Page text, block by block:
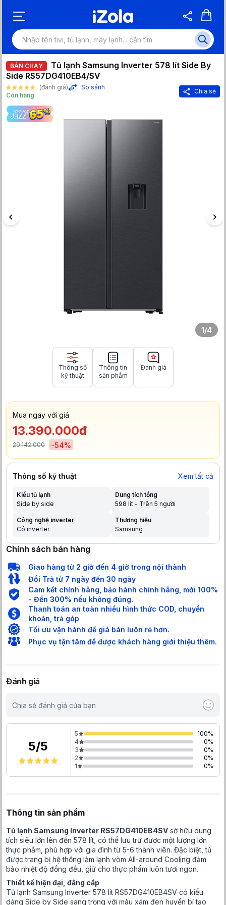
BÁN CHẠY
Tủ lạnh Samsung Inverter 578 lít Side By
Side RS57DG410EB4/SV
(đánh giá)
So sánh
Còn hàng
Chia sẻ
1/4
Thông số
kỹ thuật
Thông tin
sản phẩm
Đánh giá
Mua ngay với giá
13.390.000đ
29.142.000 -54%
Thông số kỹ thuật Xem tất cả
Kiểu tủ lạnh
Side by side
Dung tích tổng
598 lít - Trên 5 người
Công nghệ inverter
Có inverter
Thương hiệu
Samsung
Chính sách bán hàng
Giao hàng từ 2 giờ đến 4 giờ trong nội thành
Đổi Trả từ 7 ngày đến 30 ngày
Cam kết chính hãng, bảo hành chính hãng, mới 100%
- Đền 300% nếu không đúng.
Thanh toán an toàn nhiều hình thức COD, chuyển
khoản, trả góp
Tối ưu vận hành để giá bán luôn rẻ hơn.
Phục vụ tận tâm để được khách hàng giới thiệu thêm.
Đánh giá
Chia sẻ đánh giá của bạn
5/5
5 100%
4
0%
3
0%
2
0%
1
0%
Thông tin sản phẩm
Tủ lạnh Samsung Inverter RS57DG410EB4SV sở hữu dung
tích siêu lớn lên đến 578 lít, có thể lưu trữ được một lượng lớn
thực phẩm, phù hợp với gia đình từ 5-6 thành viên. Đặc biệt, tủ
được trang bị hệ thống làm lạnh vòm All-around Cooling đảm
bảo nhiệt độ đồng đều, giữ cho thực phẩm luôn tươi ngon.
Thiết kế hiện đại, đẳng cấp
Tủ lạnh Samsung Inverter 578 lít RS57DG410EB4SV có kiểu
dáng Side by Side sang trọng với màu xám đen huyền bí tạo